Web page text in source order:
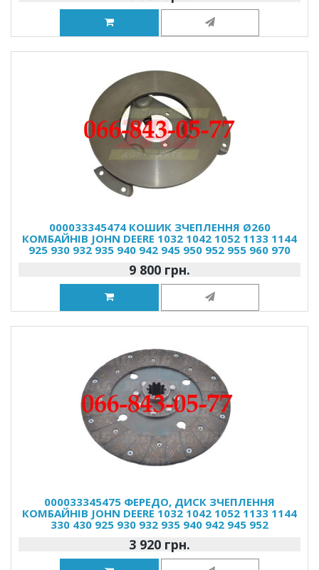
000033345474 КОШИК ЗЧЕПЛЕННЯ Ø260
КОМБАЙНІВ JOHN DEERE 1032 1042 1052 1133 1144
925 930 932 935 940 942 945 950 952 955 960 970
9 800 грн.
000033345475 ФЕРЕДО, ДИСК ЗЧЕПЛЕННЯ
КОМБАЙНІВ JOHN DEERE 1032 1042 1052 1133 1144
330 430 925 930 932 935 940 942 945 952
3 920 грн.